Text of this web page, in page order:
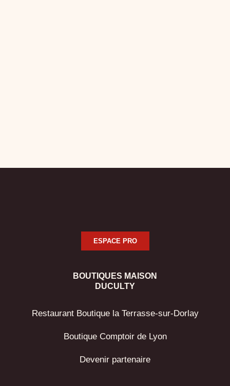
ESPACE PRO
BOUTIQUES MAISON
DUCULTY
Restaurant Boutique la Terrasse-sur-Dorlay
Boutique Comptoir de Lyon
Devenir partenaire